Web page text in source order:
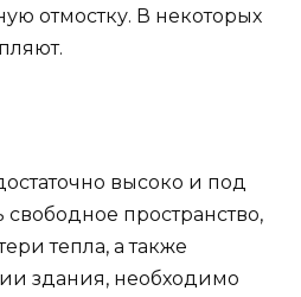
отмостку. В некоторых
высоко и под
пространство,
тепла, а также
здания, необходимо